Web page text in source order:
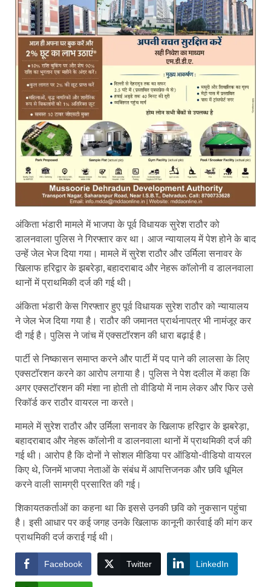
अंकिता भंडारी मामले में भाजपा के पूर्व विधायक सुरेश राठौर को
डालनवाला पुलिस ने गिरफ्तार कर था। आज न्यायालय में पेश होने के बाद
उन्हें जेल भेज दिया गया। मामले में सुरेश राठौर और उर्मिला सनावर के
खिलाफ हरिद्वार के झबरेड़ा, बहादराबाद और नेहरू कॉलोनी व डालनवाला
थानों में प्राथमिकी दर्ज की गई थी।
अंकिता भंडारी केस गिरफ्तार हुए पूर्व विधायक सुरेश राठौर को न्यायालय
ने जेल भेज दिया गया है। राठौर की जमानत प्रार्थनापत्र भी नामंजूर कर
दी गई है। पुलिस ने जांच में एक्सटॉरशन की धारा बढ़ाई है।
पार्टी से निष्कासन समाप्त करने और पार्टी में पद पाने की लालसा के लिए
एक्सटॉरशन करने का आरोप लगाया है। पुलिस ने पेश दलील में कहा कि
अगर एक्सटॉरशन की मंशा ना होती तो वीडियो में नाम लेकर और फिर उसे
रिकॉर्ड कर राठौर वायरल ना करते।
मामले में सुरेश राठौर और उर्मिला सनावर के खिलाफ हरिद्वार के झबरेड़ा,
बहादराबाद और नेहरू कॉलोनी व डालनवाला थानों में प्राथमिकी दर्ज की
गई थी। आरोप है कि दोनों ने सोशल मीडिया पर ऑडियो-वीडियो वायरल
किए थे, जिनमें भाजपा नेताओं के संबंध में आपत्तिजनक और छवि धूमिल
करने वाली सामग्री प्रसारित की गई।
शिकायतकर्ताओं का कहना था कि इससे उनकी छवि को नुकसान पहुंचा
है। इसी आधार पर कई जगह उनके खिलाफ कानूनी कार्रवाई की मांग कर
प्राथमिकी दर्ज कराई गई थी।
Facebook Twitter LinkedIn